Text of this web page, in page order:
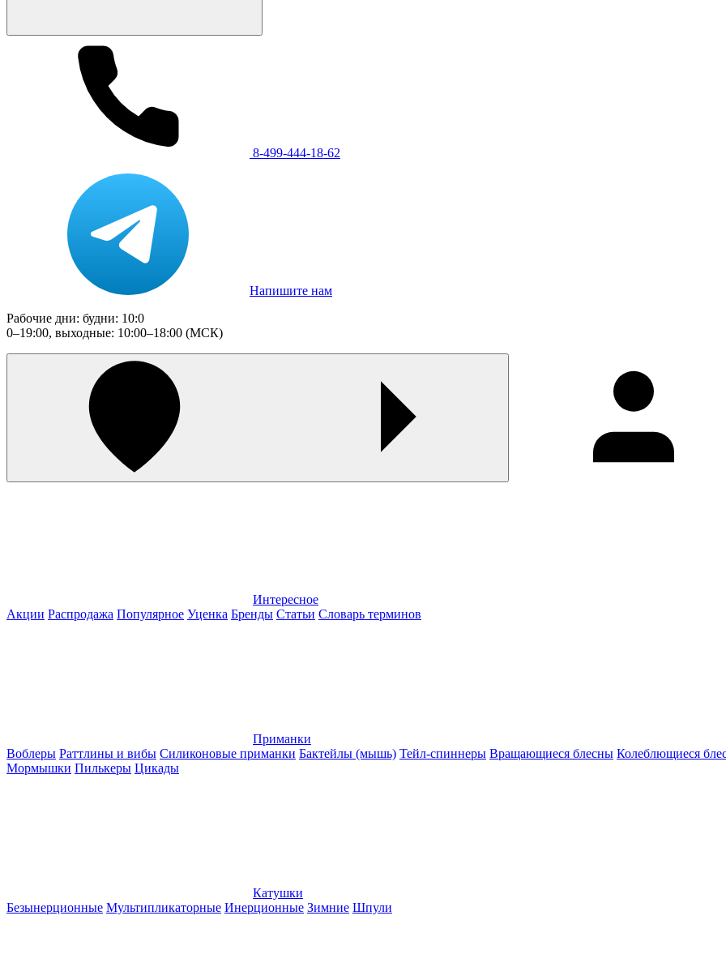
8-499-444-18-62
Напишите нам
Рабочие дни: будни: 10:0
0–19:00, выходные: 10:00–18:00 (МСК)
Интересное
Акции Распродажа Популярное Уценка Бренды Статьи Словарь терминов
Приманки
Воблеры Раттлины и вибы Силиконовые приманки Бактейлы (мышь) Тейл-спиннеры Вращающиеся блесны Колеблющиеся
Мормышки Пилькеры Цикады
Катушки
Безынерционные Мультипликаторные Инерционные Зимние Шпули